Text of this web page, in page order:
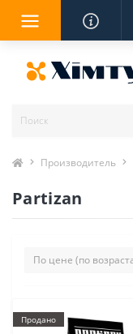
Производитель
Partizan
Продано